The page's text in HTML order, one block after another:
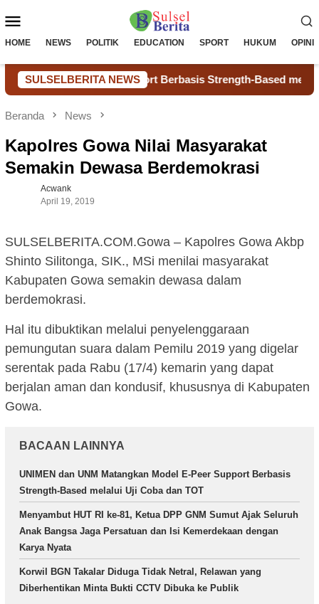
ke
Mobile
HOME NEWS POLITIK EDUCATION SPORT HUKUM OPINI
SULSELBERITA NEWS
E-Peer Support Berbasis Strength-Based melalui Uji Coba
Beranda News
Kapolres Gowa Nilai Masyarakat
Semakin Dewasa Berdemokrasi
Acwank
April 19, 2019
SULSELBERITA.COM.Gowa – Kapolres Gowa Akbp
Shinto Silitonga, SIK., MSi menilai masyarakat
Kabupaten Gowa semakin dewasa dalam
berdemokrasi.
Hal itu dibuktikan melalui penyelenggaraan
pemungutan suara dalam Pemilu 2019 yang digelar
serentak pada Rabu (17/4) kemarin yang dapat
berjalan aman dan kondusif, khususnya di Kabupaten
Gowa.
BACAAN LAINNYA
UNIMEN dan UNM Matangkan Model E-Peer Support Berbasis
Strength-Based melalui Uji Coba dan TOT
Menyambut HUT RI ke-81, Ketua DPP GNM Sumut Ajak Seluruh
Anak Bangsa Jaga Persatuan dan Isi Kemerdekaan dengan
Karya Nyata
Korwil BGN Takalar Diduga Tidak Netral, Relawan yang
Diberhentikan Minta Bukti CCTV Dibuka ke Publik